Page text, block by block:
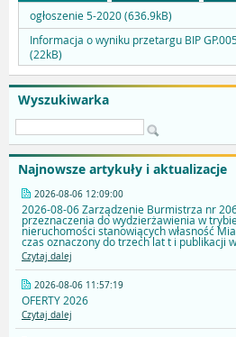
Wyszukiwarka
Najnowsze artykuły i aktualizacje
2026-08-06 12:09:00
2026-08-06 Zarządzenie Burmistrza nr
przeznaczenia do wydzierżawienia w
nieruchomości stanowiących własność
czas oznaczony do trzech lat t i publikacji
Czytaj dalej
2026-08-06 11:57:19
OFERTY 2026
Czytaj dalej
ogłoszenie 5-2020 (636.9kB)
Informacja o wyniku przetargu BIP
(22kB)